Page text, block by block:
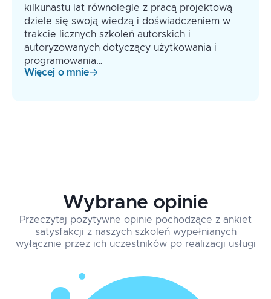
kilkunastu lat równolegle z pracą projektową
dziele się swoją wiedzą i doświadczeniem w
trakcie licznych szkoleń autorskich i
autoryzowanych dotyczący użytkowania i
programowania…
Więcej o mnie
Wybrane opinie
Przeczytaj pozytywne opinie pochodzące z ankiet
satysfakcji z naszych szkoleń wypełnianych
wyłącznie przez ich uczestników po realizacji usługi